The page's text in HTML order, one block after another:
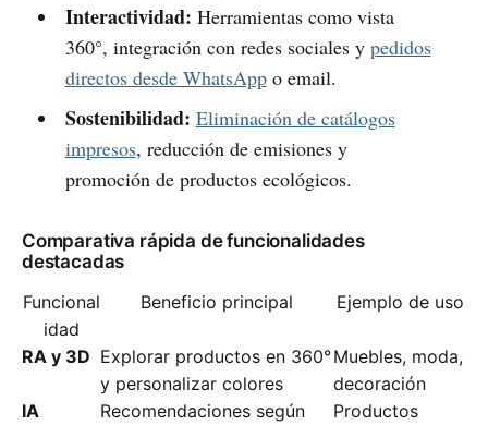
Interactividad: Herramientas como vista
360°, integración con redes sociales y pedidos
directos desde WhatsAppo email.
Sostenibilidad: Eliminación de catálogos
impresos, reducción de emisiones y
promoción de productos ecológicos.
Comparativa rápida de funcionalidades
destacadas
Funcional
idad
Beneficio principal Ejemplo de uso
RA y 3D Explorar productos en 360°
y personalizar colores
Muebles, moda,
decoración
IA
Recomendaciones según
Productos